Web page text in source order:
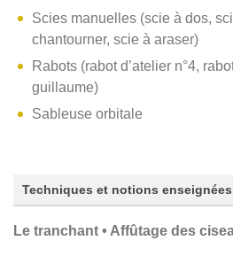
Scies manuelles (scie à dos,
chantourner, scie à araser)
Rabots (rabot d’atelier n°4,
guillaume)
Sableuse orbitale
Techniques et notions
Le tranchant • Affûtage des